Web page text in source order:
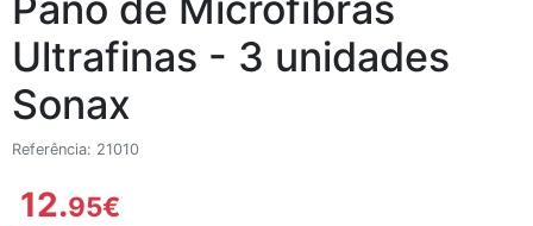
Ultrafinas - 3 unidades
Sonax
Referência: 21010
12.95€